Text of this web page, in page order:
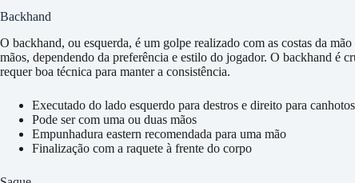
Backhand
O backhand, ou esquerda, é um golpe realizado com as costas da
mãos, dependendo da preferência e estilo do jogador. O backhand é
requer boa técnica para manter a consistência.
Executado do lado esquerdo para destros e direito para canhotos
Pode ser com uma ou duas mãos
Empunhadura eastern recomendada para uma mão
Finalização com a raquete à frente do corpo